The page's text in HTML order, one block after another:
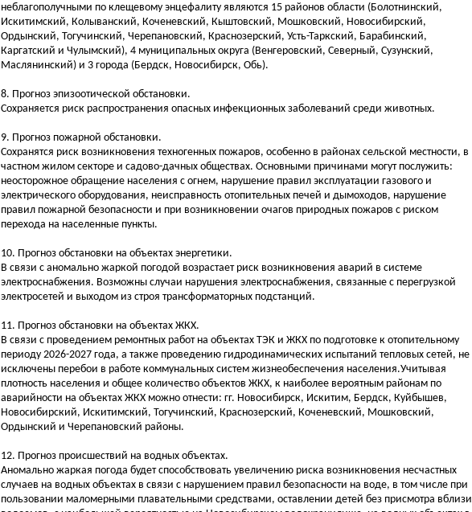
неблагополучными по клещевому энцефалиту являются 15 районов области (Болотнинский,
Искитимский, Колыванский, Коченевский, Кыштовский, Мошковский, Новосибирский,
Ордынский, Тогучинский, Черепановский, Краснозерский, Усть-Таркский, Барабинский,
Каргатский и Чулымский), 4 муниципальных округа (Венгеровский, Северный, Сузунский,
Маслянинский) и 3 города (Бердск, Новосибирск, Обь).
8. Прогноз эпизоотической обстановки.
Сохраняется риск распространения опасных инфекционных заболеваний среди животных.
9. Прогноз пожарной обстановки.
Сохранятся риск возникновения техногенных пожаров, особенно в районах сельской местности, в
частном жилом секторе и садово-дачных обществах. Основными причинами могут послужить:
неосторожное обращение населения с огнем, нарушение правил эксплуатации газового и
электрического оборудования, неисправность отопительных печей и дымоходов, нарушение
правил пожарной безопасности и при возникновении очагов природных пожаров с риском
перехода на населенные пункты.
10. Прогноз обстановки на объектах энергетики.
В связи с аномально жаркой погодой возрастает риск возникновения аварий в системе
электроснабжения. Возможны случаи нарушения электроснабжения, связанные с перегрузкой
электросетей и выходом из строя трансформаторных подстанций.
11. Прогноз обстановки на объектах ЖКХ.
В связи с проведением ремонтных работ на объектах ТЭК и ЖКХ по подготовке к отопительному
периоду 2026-2027 года, а также проведению гидродинамических испытаний тепловых сетей, не
исключены перебои в работе коммунальных систем жизнеобеспечения населения.Учитывая
плотность населения и общее количество объектов ЖКХ, к наиболее вероятным районам по
аварийности на объектах ЖКХ можно отнести: гг. Новосибирск, Искитим, Бердск, Куйбышев,
Новосибирский, Искитимский, Тогучинский, Краснозерский, Коченевский, Мошковский,
Ордынский и Черепановский районы.
12. Прогноз происшествий на водных объектах.
Аномально жаркая погода будет способствовать увеличению риска возникновения несчастных
случаев на водных объектах в связи с нарушением правил безопасности на воде, в том числе при
пользовании маломерными плавательными средствами, оставлении детей без присмотра вблизи